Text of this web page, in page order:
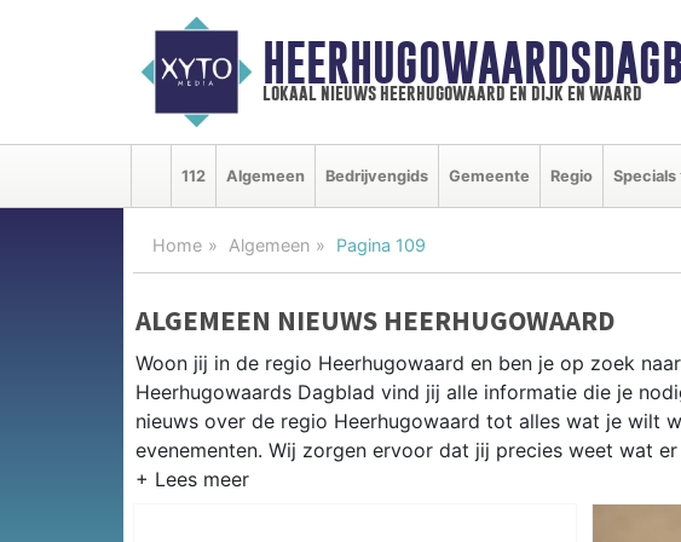
lokaal nieuws heerhugowaard en dijk en waard
112 Algemeen Bedrijvengids Gemeente Regio Specials
Home Algemeen Pagina 109
ALGEMEEN NIEUWS HEERHUGOWAARD
Woon jij in de regio Heerhugowaard en ben je op zoek
Heerhugowaards Dagblad vind jij alle informatie die je
nieuws over de regio Heerhugowaard tot alles wat je wilt
evenementen. Wij zorgen ervoor dat jij precies weet wat
ALGEMEEN NIEUWS EN PRAKTISCHE